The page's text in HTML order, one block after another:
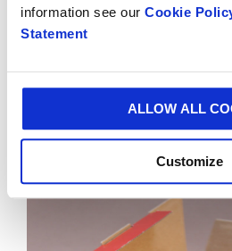
information see our Cookie
Statement
ALLOW ALL
Customize
kommentarer til priserne: ”Vi er
at være blevet anerkendt med disse
udfordringer op, og de stopper ikke,
den mest bæredygtige løsning.”
De otte prisvindende Smurfit
Østrig, Tjekkiet, Holland og
prisuddelingsceremonien finder sted